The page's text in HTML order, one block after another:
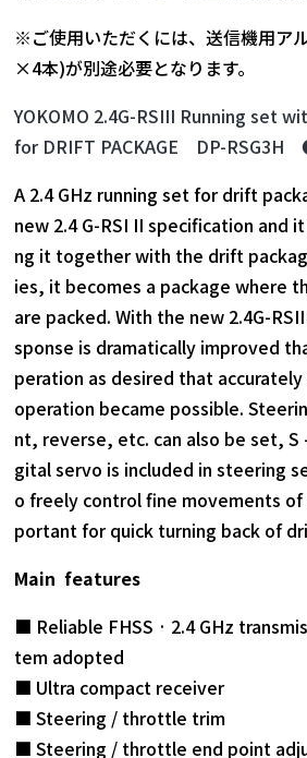
※ご使用いただくには、送信機用ア
×4本)が別途必要となります。
YOKOMO 2.4G-RSIII Running set
for DRIFT PACKAGE DP-RSG3H
A 2.4 GHz running set for drift
new 2.4 G-RSI II specification and
ng it together with the drift
ies, it becomes a package where
are packed. With the new 2.4G-
sponse is dramatically improved
peration as desired that
operation became possible.
nt, reverse, etc. can also be set, S
gital servo is included in steering
o freely control fine movements
portant for quick turning back of
Main features
■ Reliable FHSS · 2.4 GHz
tem adopted
■ Ultra compact receiver
■ Steering / throttle trim
■ Steering / throttle end point